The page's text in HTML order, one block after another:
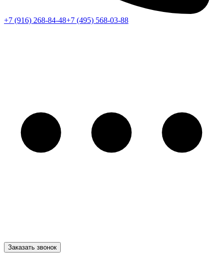
+7 (916) 268-84-48+7 (495) 568-03-88
Заказать звонок